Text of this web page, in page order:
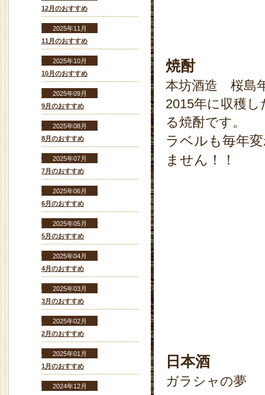
焼酎
本坊酒造 桜島
2015年に収穫
る焼酎です。
ラベルも毎年
ません！！
日本酒
ガラシャの夢
12月のおすすめ
2025年11月
11月のおすすめ
2025年10月
10月のおすすめ
2025年09月
9月のおすすめ
2025年08月
8月のおすすめ
2025年07月
7月のおすすめ
2025年06月
6月のおすすめ
2025年05月
5月のおすすめ
2025年04月
4月のおすすめ
2025年03月
3月のおすすめ
2025年02月
2月のおすすめ
2025年01月
1月のおすすめ
2024年12月